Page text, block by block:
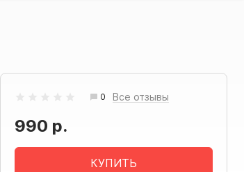
0 Все отзывы
990 р.
КУПИТЬ